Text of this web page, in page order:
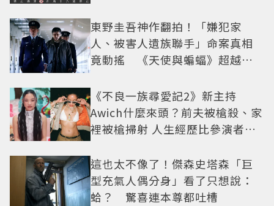
東野圭吾神作翻拍！「嫌犯家
人、被害人遺族聯手」命案真相
竟動搖 《天使與蝙蝠》超越懸
《不良一族尋愛記2》新主持
Awich什麼來頭？前夫被槍殺、家
裡被槍掃射 人生經歷比參演者還
這也太不像了！傑森史塔森「巨
型充氣人偶分身」看了只想說：
蛤？ 驚喜連本尊都吐槽